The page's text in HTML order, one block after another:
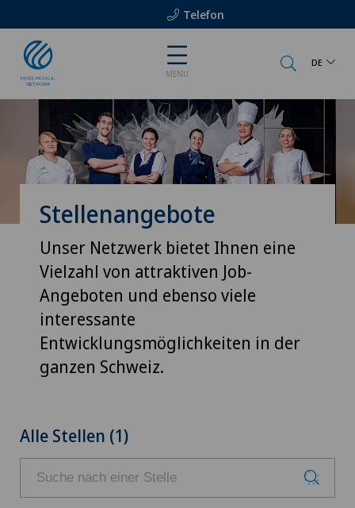
Telefon
MENU
DE
Stellenangebote
Unser Netzwerk bietet Ihnen eine
Vielzahl von attraktiven Job-
Angeboten und ebenso viele
interessante
Entwicklungsmöglichkeiten in der
ganzen Schweiz.
Alle Stellen (1)